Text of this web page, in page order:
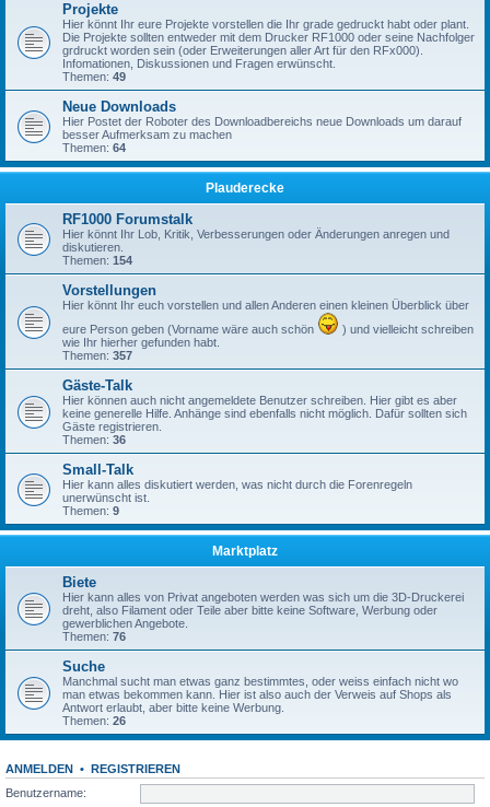
Projekte
Hier könnt Ihr eure Projekte vorstellen die Ihr grade gedruckt habt oder plant.
Die Projekte sollten entweder mit dem Drucker RF1000 oder seine Nachfolger
grdruckt worden sein (oder Erweiterungen aller Art für den RFx000).
Infomationen, Diskussionen und Fragen erwünscht.
Themen: 49
Neue Downloads
Hier Postet der Roboter des Downloadbereichs neue Downloads um darauf
besser Aufmerksam zu machen
Themen: 64
Plauderecke
RF1000 Forumstalk
Hier könnt Ihr Lob, Kritik, Verbesserungen oder Änderungen anregen und
diskutieren.
Themen: 154
Vorstellungen
Hier könnt Ihr euch vorstellen und allen Anderen einen kleinen Überblick über
eure Person geben (Vorname wäre auch schön
) und vielleicht schreiben
wie Ihr hierher gefunden habt.
Themen: 357
Gäste-Talk
Hier können auch nicht angemeldete Benutzer schreiben. Hier gibt es aber
keine generelle Hilfe. Anhänge sind ebenfalls nicht möglich. Dafür sollten sich
Gäste registrieren.
Themen: 36
Small-Talk
Hier kann alles diskutiert werden, was nicht durch die Forenregeln
unerwünscht ist.
Themen: 9
Marktplatz
Biete
Hier kann alles von Privat angeboten werden was sich um die 3D-Druckerei
dreht, also Filament oder Teile aber bitte keine Software, Werbung oder
gewerblichen Angebote.
Themen: 76
Suche
Manchmal sucht man etwas ganz bestimmtes, oder weiss einfach nicht wo
man etwas bekommen kann. Hier ist also auch der Verweis auf Shops als
Antwort erlaubt, aber bitte keine Werbung.
Themen: 26
ANMELDEN • REGISTRIEREN
Benutzername: